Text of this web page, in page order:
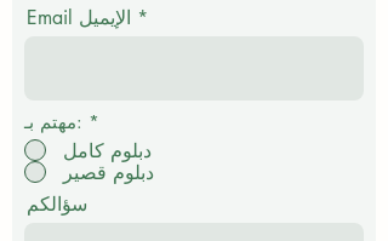
ي Email الإيميل
مهتم بـ: *
دبلوم كامل
دبلوم قصير
سؤالكم